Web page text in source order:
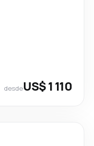
desdeUS$ 1 110